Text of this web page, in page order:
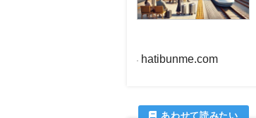
hatibunme.com